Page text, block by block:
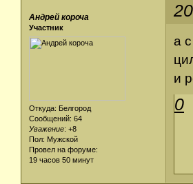
Андрей короча
Участник
Откуда: Белгород
Сообщений: 64
Уважение: +8
Пол: Мужской
Провел на форуме:
19 часов 50 минут
а
и
0